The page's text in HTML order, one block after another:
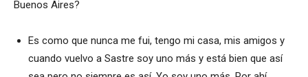
Buenos Aires?
Es como que nunca me fui, tengo mi casa, mis amigos y
cuando vuelvo a Sastre soy uno más y está bien que así